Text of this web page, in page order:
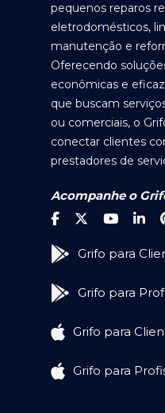
pequenos reparos
eletrodomésticos,
manutenção e
Oferecendo
econômicas e
que buscam
ou comerciais, o
conectar clientes
prestadores de
Acompanhe o
Grifo para
Grifo para
Grifo para
Grifo para